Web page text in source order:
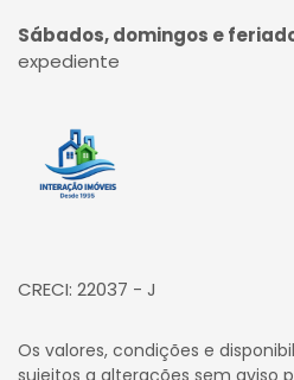
Sábados, domingos e
expediente
Página inicial
CRECI: 22037 - J
Os valores, condições e
sujeitos a alterações sem aviso